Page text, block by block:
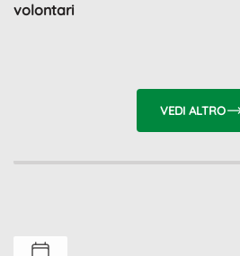
volontari
VEDI ALTRO